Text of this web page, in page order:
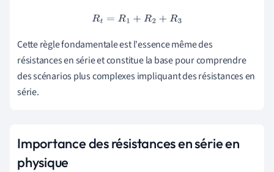
R t=R1+R2+R 3
Cette règle fondamentale est l'essence même des
résistances en série et constitue la base pour comprendre
des scénarios plus complexes impliquant des résistances en
série.
Importance des résistances en série en
physique